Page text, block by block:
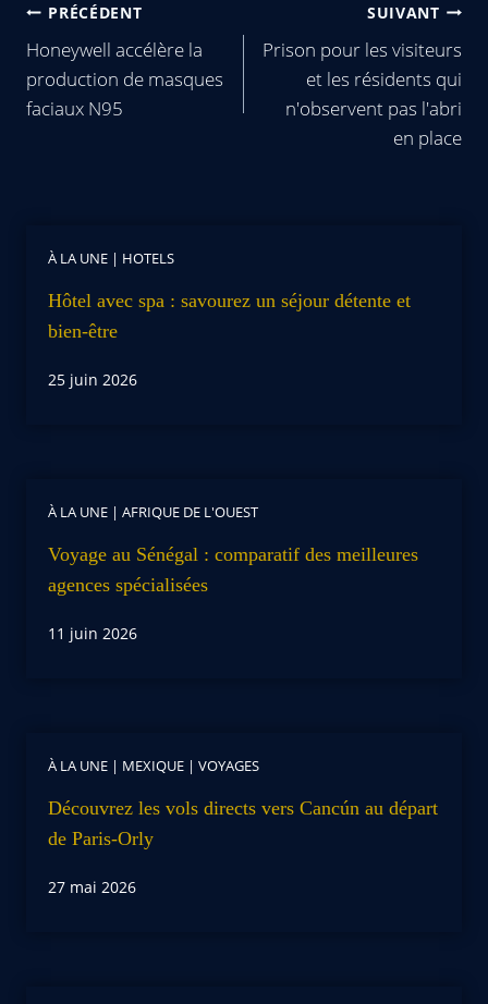
PRÉCÉDENT
Honeywell accélère la
production de masques
faciaux N95
SUIVANT
Prison pour les visiteurs
et les résidents qui
n'observent pas l'abri
en place
À LA UNE | HOTELS
Hôtel avec spa : savourez un séjour détente et
bien-être
25 juin 2026
À LA UNE | AFRIQUE DE L'OUEST
Voyage au Sénégal : comparatif des meilleures
agences spécialisées
11 juin 2026
À LA UNE | MEXIQUE | VOYAGES
Découvrez les vols directs vers Cancún au départ
de Paris-Orly
27 mai 2026